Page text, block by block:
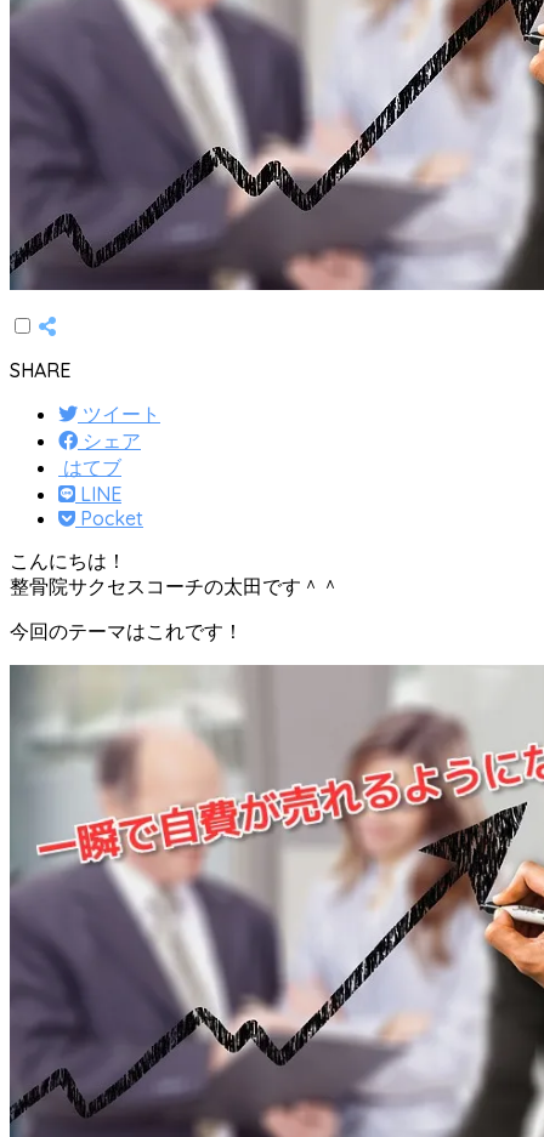
SHARE
ツイート
シェア
はてブ
LINE
Pocket
こんにちは！
整骨院サクセスコーチの太田です＾＾
今回のテーマはこれです！